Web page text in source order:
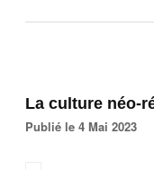
La culture néo-
Publié le 4 Mai 2023